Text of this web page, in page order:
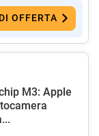
OFFERTA
M3: Apple